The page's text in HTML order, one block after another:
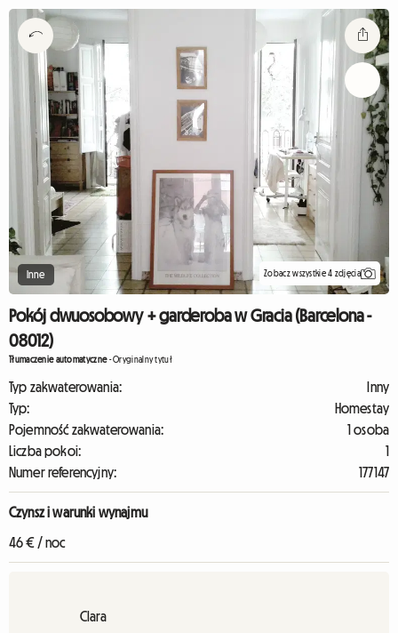
Inne Zobacz wszystkie 4 zdjęcia
Pokój dwuosobowy + garderoba w Gracia (Barcelona -
08012)
Tłumaczenie automatyczne-Oryginalny tytuł
Typ zakwaterowania:
Inny
Typ:
Homestay
Pojemność zakwaterowania:
1 osoba
Liczba pokoi:
1
Numer referencyjny:
177147
Czynsz i warunki wynajmu
46 € / noc
Clara